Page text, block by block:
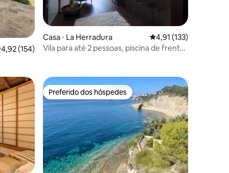
de uma avaliação média de 5, 154 avaliações
4,92 (154)
Casa ⋅ La Herradura 4,91 de uma avaliação
4,91 (133)
Vila para até 2 pessoas, piscina de frente
Preferido dos hóspedes
Preferido dos hóspedes